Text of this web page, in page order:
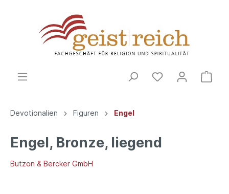
Devotionalien Figuren Engel
Engel, Bronze, liegend
Butzon & Bercker GmbH